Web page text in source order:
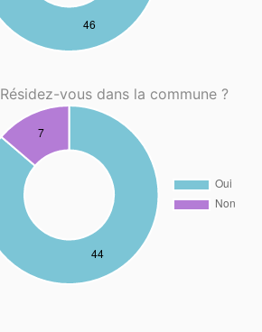
Résidez-vous dans la commune ?